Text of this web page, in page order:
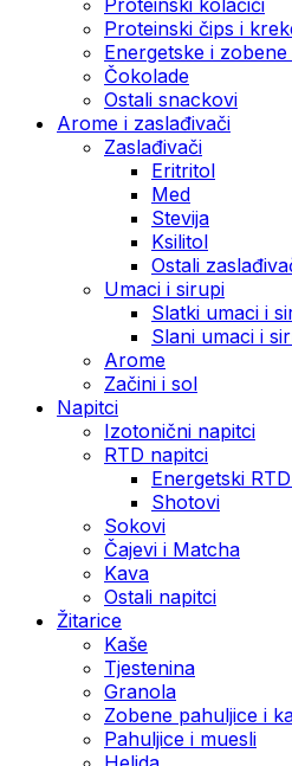
Proteinski čips i
Energetske i
Čokolade
Ostali snackovi
Arome i zaslađivači
Zaslađivači
Eritritol
Med
Stevija
Ksilitol
Ostali
Umaci i sirupi
Slatki umaci i
Slani umaci i
Arome
Začini i sol
Napitci
Izotonični napitci
RTD napitci
Energetski
Shotovi
Sokovi
Čajevi i Matcha
Kava
Ostali napitci
Žitarice
Kaše
Tjestenina
Granola
Zobene pahuljice i
Pahuljice i muesli